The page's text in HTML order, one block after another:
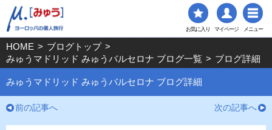
お気に入り マイページ メニュー
HOME > ブログトップ >
みゅうマドリッド みゅうバルセロナ ブログ一覧 > ブログ詳細
みゅうマドリッド みゅうバルセロナ ブログ詳細
前の記事へ 次の記事へ